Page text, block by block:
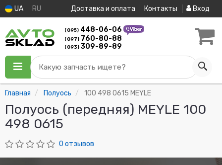
UA RU Доставка и оплата Контакты Вход
(095) 448-06-06
(097) 760-80-88
(093) 309-89-89
Какую запчасть ищете?
Главная Полуось 100 498 0615 MEYLE
Полуось (передняя) MEYLE 100
498 0615
0 отзывов